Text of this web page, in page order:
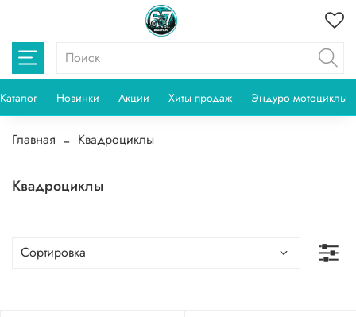
Каталог Новинки Акции Хиты продаж Эндуро мотоциклы
Главная Квадроциклы
Квадроциклы